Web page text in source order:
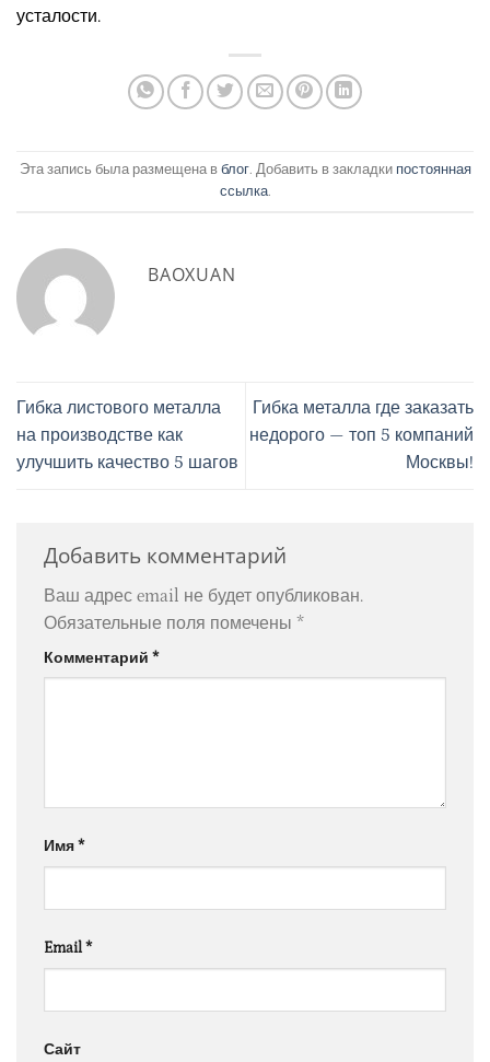
усталости.
Эта запись была размещена в блог. Добавить в закладки постоянная
ссылка.
BAOXUAN
Гибка листового металла
на производстве как
улучшить качество 5 шагов
Гибка металла где заказать
недорого — топ 5 компаний
Москвы!
Добавить комментарий
Ваш адрес email не будет опубликован.
Обязательные поля помечены *
Комментарий *
Имя*
Email*
Сайт